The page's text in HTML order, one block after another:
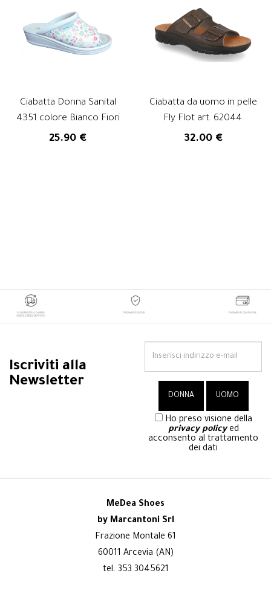
Ciabatta Donna Sanital
4351 colore Bianco Fiori
25.90 €
Ciabatta da uomo in pelle
Fly Flot art. 62044.
32.00 €
Iscriviti alla
Newsletter
Ho preso visione della
privacy policyed
acconsento al trattamento
dei dati
MeDea Shoes
by Marcantoni Srl
Frazione Montale 61
60011 Arcevia (AN)
tel. 353 3045621